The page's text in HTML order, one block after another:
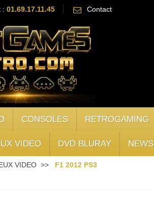
: 01.69.17.11.45 Contact
CONSOLES RETROGAMING
VIDEO DVD BLURAY NEWS
VIDEO F1 2012 PS3